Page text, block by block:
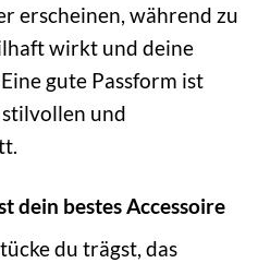
erscheinen, während zu
wirkt und deine
gute Passform ist
und
dein bestes Accessoire
du trägst, das